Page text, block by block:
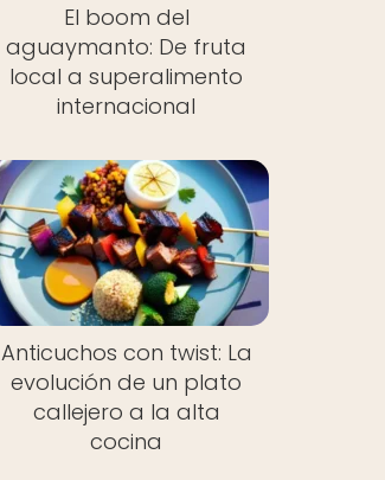
El boom del
aguaymanto: De fruta
local a superalimento
internacional
Anticuchos con twist: La
evolución de un plato
callejero a la alta
cocina